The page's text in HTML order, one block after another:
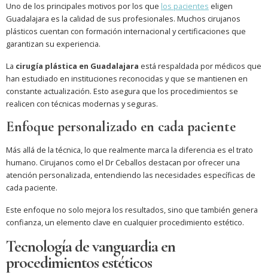
Uno de los principales motivos por los que los pacientes eligen
Guadalajara es la calidad de sus profesionales. Muchos cirujanos
plásticos cuentan con formación internacional y certificaciones que
garantizan su experiencia.
La cirugía plástica en Guadalajara está respaldada por médicos que
han estudiado en instituciones reconocidas y que se mantienen en
constante actualización. Esto asegura que los procedimientos se
realicen con técnicas modernas y seguras.
Enfoque personalizado en cada paciente
Más allá de la técnica, lo que realmente marca la diferencia es el trato
humano. Cirujanos como el Dr Ceballos destacan por ofrecer una
atención personalizada, entendiendo las necesidades específicas de
cada paciente.
Este enfoque no solo mejora los resultados, sino que también genera
confianza, un elemento clave en cualquier procedimiento estético.
Tecnología de vanguardia en
procedimientos estéticos